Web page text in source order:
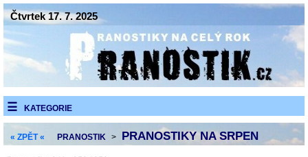
Čtvrtek 17. 7. 2025
KATEGORIE
« ZPĚT « PRANOSTIK > PRANOSTIKY NA SRPEN